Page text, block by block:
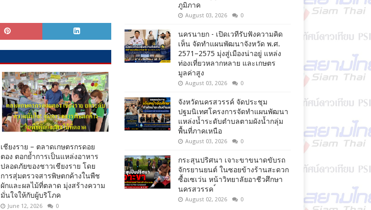
เชียงราย – ตลาดเกษตรกรดอย
ตอง ตอกย้ำการเป็นแหล่งอาหาร
ปลอดภัยของชาวเชียงราย โดย
การสุ่มตรวจสารพิษตกค้างในพืช
ผักและผลไม้ที่ตลาด มุ่งสร้างความ
มั่นใจให้กับผู้บริโภค
June 12, 2026 0
ภูมิภาค
August 03, 2026 0
นครนายก - เปิดเวทีรับฟังความคิด
เห็น จัดทำแผนพัฒนาจังหวัด พ.ศ.
2571–2575 มุ่งสู่เมืองน่าอยู่ แหล่ง
ท่องเที่ยวหลากหลาย และเกษตร
มูลค่าสูง
August 03, 2026 0
จังหวัดนครสวรรค์ จัดประชุม
ปฐมนิเทศโครงการจัดทำแผนพัฒนา
แหล่งน้ำระดับตำบลตามผังน้ำกลุ่ม
พื้นที่ภาคเหนือ
August 03, 2026 0
กระสุนปริศนา เจาะขาขนาดขับรถ
จักรยานยนต์ ในซอยข้างร้านสะดวก
ซื้อเซเว่น หน้าวิทยาลัยอาชีวศึกษา
นครสวรรค ์
August 02, 2026 0